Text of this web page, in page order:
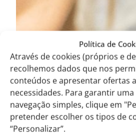
Política de
Através de cookies (próprios e
recolhemos dados que nos
conteúdos e apresentar ofertas
necessidades. Para garantir
navegação simples, clique em
pretender escolher os tipos de
“Personalizar”.